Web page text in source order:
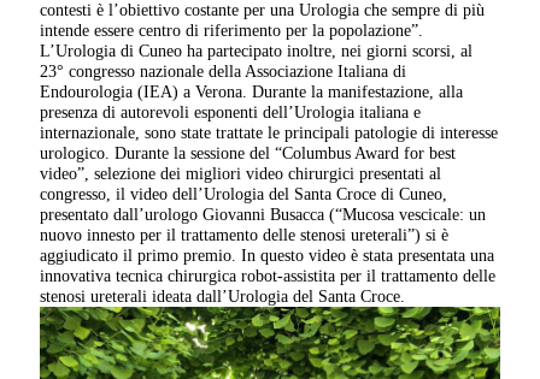
contesti è l’obiettivo costante per una Urologia che sempre di più
intende essere centro di riferimento per la popolazione”.
L’Urologia di Cuneo ha partecipato inoltre, nei giorni scorsi, al
23° congresso nazionale della Associazione Italiana di
Endourologia (IEA) a Verona. Durante la manifestazione, alla
presenza di autorevoli esponenti dell’Urologia italiana e
internazionale, sono state trattate le principali patologie di interesse
urologico.Durante la sessione del “Columbus Award for best
video”, selezione dei migliori video chirurgici presentati al
congresso, il video dell’Urologia del Santa Croce di Cuneo,
presentato dall’urologo Giovanni Busacca (“Mucosa vescicale: un
nuovo innesto per il trattamento delle stenosi ureterali”) si è
aggiudicato il primo premio. In questo video è stata presentata una
innovativa tecnica chirurgica robot-assistita per il trattamento delle
stenosi ureterali ideata dall’Urologia del Santa Croce.